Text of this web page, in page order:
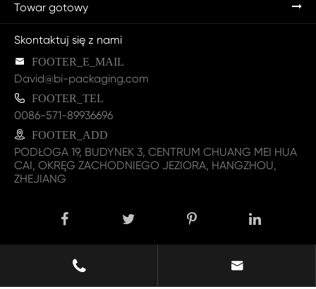
Towar gotowy
Skontaktuj się z nami
 FOOTER_E_MAIL
David@bi-packaging.com
 FOOTER_TEL
0086-571-89936696
 FOOTER_ADD
PODŁOGA 19, BUDYNEK 3, CENTRUM CHUANG MEI HUA
CAI, OKRĘG ZACHODNIEGO JEZIORA, HANGZHOU,
ZHEJIANG
Sitemap|Polityka prywatności
 